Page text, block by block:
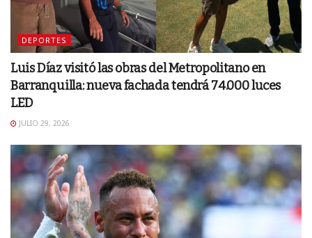
DEPORTES
Luis Díaz visitó las obras del Metropolitano en
Barranquilla: nueva fachada tendrá 74.000 luces
LED
JULIO 29, 2026